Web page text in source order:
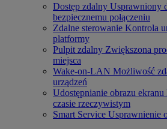
Dostęp zdalny Usprawniony
bezpiecznemu połączeniu
Zdalne sterowanie Kontrola
platformy
Pulpit zdalny Zwiększona
miejsca
Wake-on-LAN Możliwość
urządzeń
Udostępnianie obrazu ekranu
czasie rzeczywistym
Smart Service Usprawnienie